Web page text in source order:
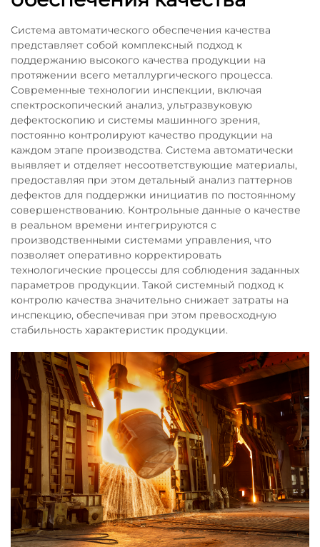
Система автоматического обеспечения качества
представляет собой комплексный подход к
поддержанию высокого качества продукции на
протяжении всего металлургического процесса.
Современные технологии инспекции, включая
спектроскопический анализ, ультразвуковую
дефектоскопию и системы машинного зрения,
постоянно контролируют качество продукции на
каждом этапе производства. Система автоматически
выявляет и отделяет несоответствующие материалы,
предоставляя при этом детальный анализ паттернов
дефектов для поддержки инициатив по постоянному
совершенствованию. Контрольные данные о качестве
в реальном времени интегрируются с
производственными системами управления, что
позволяет оперативно корректировать
технологические процессы для соблюдения заданных
параметров продукции. Такой системный подход к
контролю качества значительно снижает затраты на
инспекцию, обеспечивая при этом превосходную
стабильность характеристик продукции.